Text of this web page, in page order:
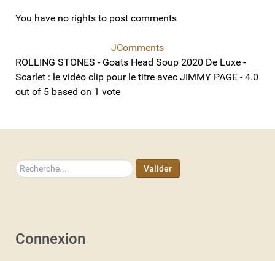
You have no rights to post comments
JComments
ROLLING STONES - Goats Head Soup 2020 De Luxe -
Scarlet : le vidéo clip pour le titre avec JIMMY PAGE -4.0
out of 5 based on 1 vote
Rechercher Valider
Connexion